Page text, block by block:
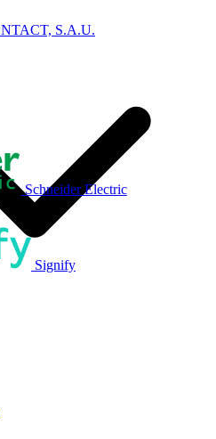
S.A.U.
Schneider Electric
Signify